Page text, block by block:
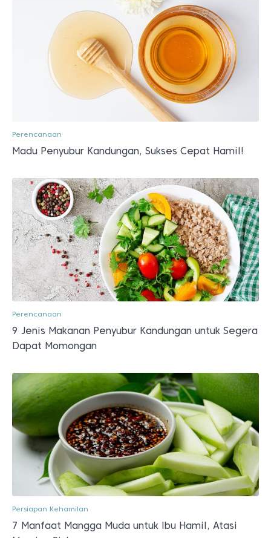
Perencanaan
Madu Penyubur Kandungan, Sukses Cepat Hamil!
Perencanaan
9 Jenis Makanan Penyubur Kandungan untuk Segera
Dapat Momongan
Persiapan Kehamilan
7 Manfaat Mangga Muda untuk Ibu Hamil, Atasi